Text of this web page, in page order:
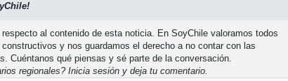
al contenido de esta noticia. En SoyChile valoramos todos
y nos guardamos el derecho a no contar con las
Cuéntanos qué piensas y sé parte de la conversación.
regionales? Inicia sesión y deja tu comentario.